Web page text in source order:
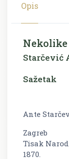
Opis
Nekolike
Starčević
Sažetak
Ante
Zagreb
Tisak
1870.